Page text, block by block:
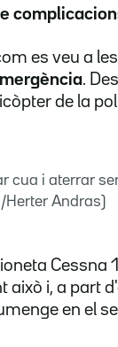
es veu a
.
de la
cua i aterrar
Herter Andras)
Cessna
això i, a part
en el